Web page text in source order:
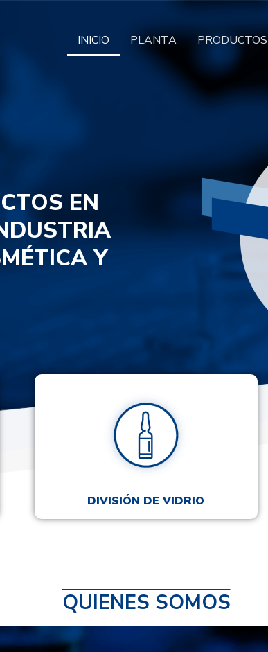
INICIO PLANTA PRODUCTOS
EN
Y
DIVISIÓN DE VIDRIO
QUIENES SOMOS